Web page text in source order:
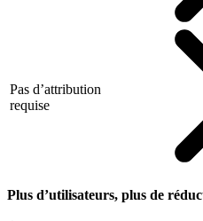
Pas d’attribution
requise
Plus d’utilisateurs, plus de